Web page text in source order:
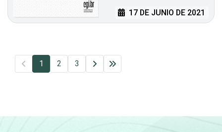
17 DE JUNIO DE 2021
1 2 3